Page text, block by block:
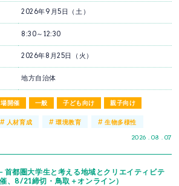
開催 一般 子ども向け 親子向け
2026 . 08 . 07
2026年9月5日（土）
8:30～12:30
2026年8月25日（火）
地方自治体
# 人材育成 # 環境教育 #生物多様性
首都圏大学生と考える地域とクリエイティビテ
、8/21締切・鳥取＋オンライン）